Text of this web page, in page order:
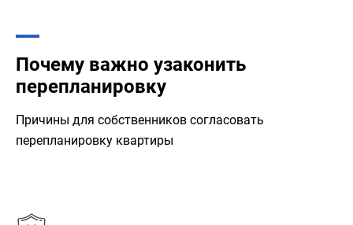
Почему важно узаконить
перепланировку
Причины для собственников согласовать
перепланировку квартиры